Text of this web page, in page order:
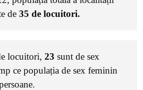
de 35 de locuitori.
locuitori, 23 sunt de sex
ce populația de sex feminin